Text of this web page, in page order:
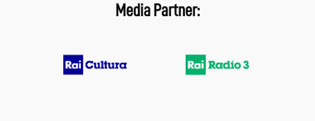
Media Partner: